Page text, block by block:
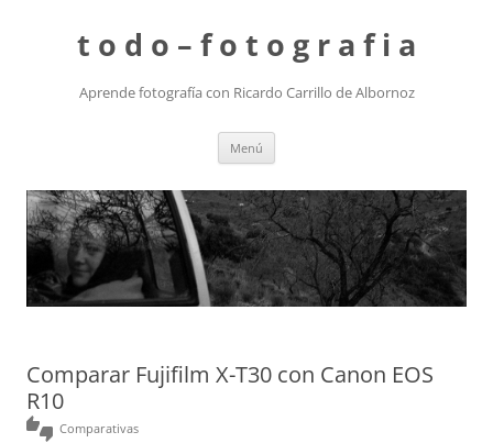
t o d o – f o t o g r a f i a
Aprende fotografía con Ricardo Carrillo de Albornoz
Menú
Comparar Fujifilm X-T30 con Canon EOS
R10
thumbs_up_down Comparativas